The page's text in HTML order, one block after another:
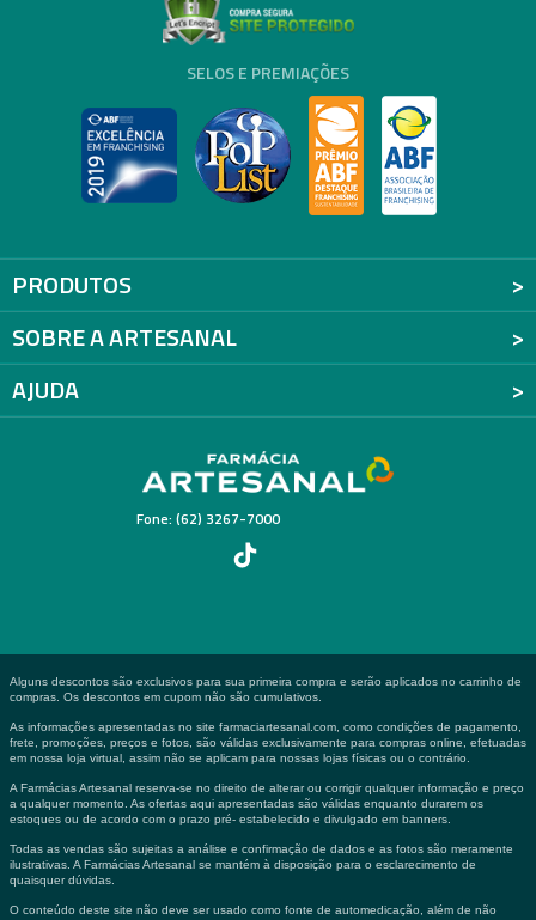
PRODUTOS
SOBRE A ARTESANAL
AJUDA
Fone: (62) 3267-7000
SELOS E PREMIAÇÕES
Alguns descontos são exclusivos para sua primeira compra e serão aplicados no carrinho de
compras. Os descontos em cupom não são cumulativos.
As informações apresentadas no site farmaciartesanal.com, como condições de pagamento,
frete, promoções, preços e fotos, são válidas exclusivamente para compras online, efetuadas
em nossa loja virtual, assim não se aplicam para nossas lojas físicas ou o contrário.
A Farmácias Artesanal reserva-se no direito de alterar ou corrigir qualquer informação e preço
a qualquer momento. As ofertas aqui apresentadas são válidas enquanto durarem os
estoques ou de acordo com o prazo pré- estabelecido e divulgado em banners.
Todas as vendas são sujeitas a análise e confirmação de dados e as fotos são meramente
ilustrativas. A Farmácias Artesanal se mantém à disposição para o esclarecimento de
quaisquer dúvidas.
O conteúdo deste site não deve ser usado como fonte de automedicação, além de não